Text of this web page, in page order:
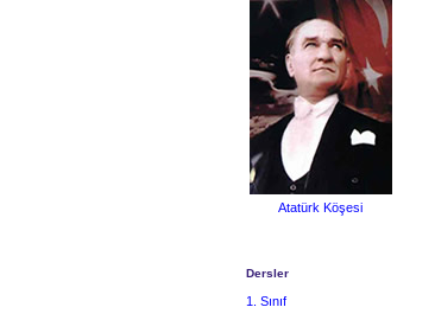
Atatürk Köşesi
Dersler
1. Sınıf